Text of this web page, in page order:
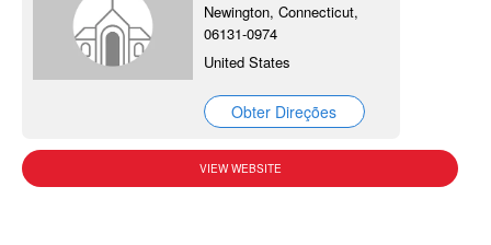
Newington, Connecticut,
06131-0974
United States
Obter Direções
VIEW WEBSITE